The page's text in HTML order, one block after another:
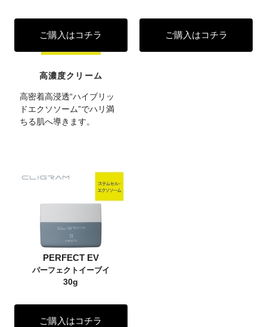
ご購入はコチラ ご購入はコチラ
高濃度クリーム
高密着高浸透“ハイブリッ
ドエクソソーム”でハリ満
ちる肌へ導きます。
PERFECT EV
パーフェクトイーブイ
30g
ご購入はコチラ